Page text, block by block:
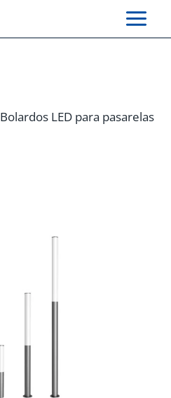
Bolardos LED para pasarelas